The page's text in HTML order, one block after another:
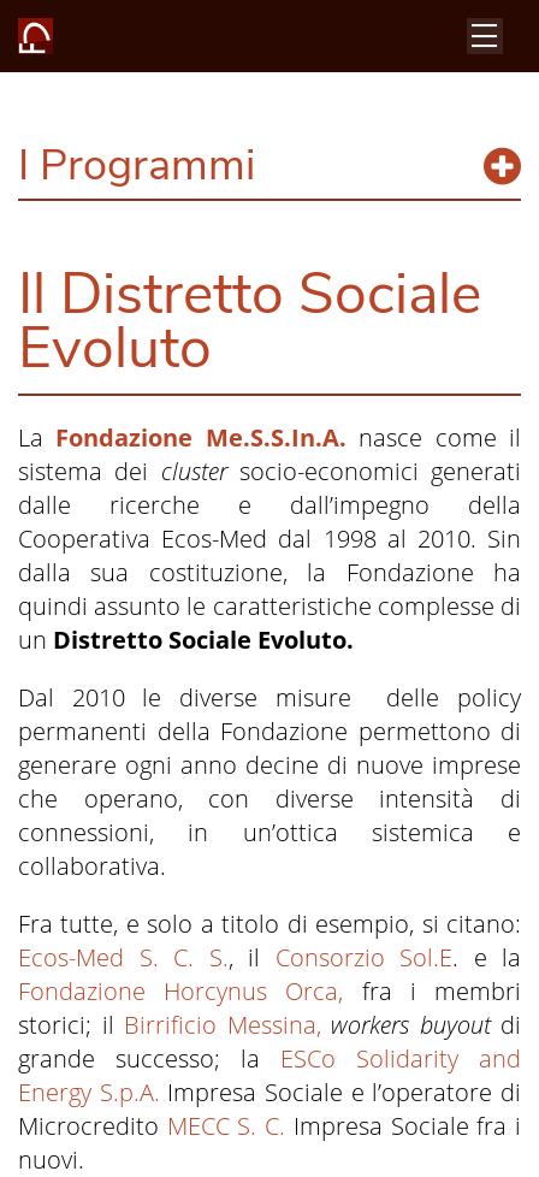
I Programmi
Il Distretto Sociale
Evoluto
La Fondazione Me.S.S.In.A. nasce come il
sistema dei clustersocio-economici generati
dalle ricerche e dall’impegno della
Cooperativa Ecos-Med dal 1998 al 2010. Sin
dalla sua costituzione, la Fondazione ha
quindi assunto le caratteristiche complesse di
un Distretto Sociale Evoluto.
Dal 2010 le diverse misure delle policy
permanenti della Fondazione permettono di
generare ogni anno decine di nuove imprese
che operano, con diverse intensità di
connessioni, in un’ottica sistemica e
collaborativa.
Fra tutte, e solo a titolo di esempio, si citano:
Ecos-Med S. C. S., il Consorzio Sol.E. e la
Fondazione Horcynus Orca, fra i membri
storici; il Birrificio Messina, workers buyoutdi
grande successo; la ESCo Solidarity and
Energy S.p.A. Impresa Sociale e l’operatore di
Microcredito MECC S. C. Impresa Sociale fra i
nuovi.